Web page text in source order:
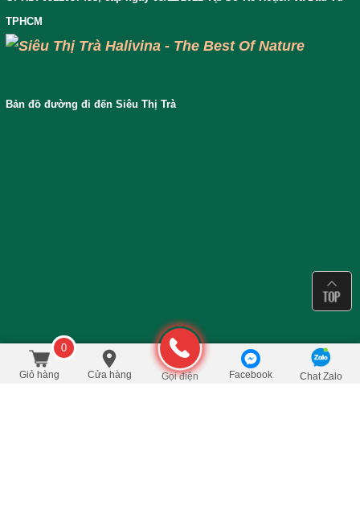
400.000 290.000 /Hộp Đặt mua
TPHCM
Bản đồ đường đi đến Siêu Thị Trà
0
Giỏ hàng Cửa hàng Gọi điện Facebook Chat Zalo